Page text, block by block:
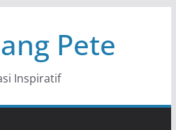
Pete
Inspiratif